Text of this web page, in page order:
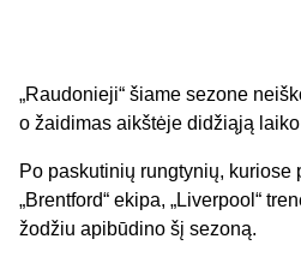
„Raudonieji“ šiame sezone
o žaidimas aikštėje didžiąją
Po paskutinių rungtynių, kuriose
„Brentford“ ekipa, „Liverpool“
žodžiu apibūdino šį sezoną.